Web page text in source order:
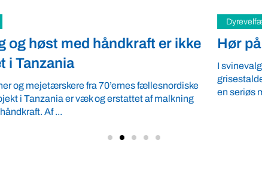
Hør på mennesket i grisestalden
I svinevalgkampsdebatten er hensyn til mennesket i
grisestalden visse steder fuldstændig forsvundet. Det sætter
en seriøs mundkurv på alle dem, ...